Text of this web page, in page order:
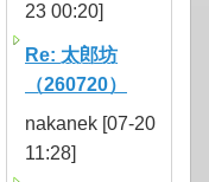
23 00:20]
Re: 太郎坊
（260720）
nakanek [07-20
11:28]